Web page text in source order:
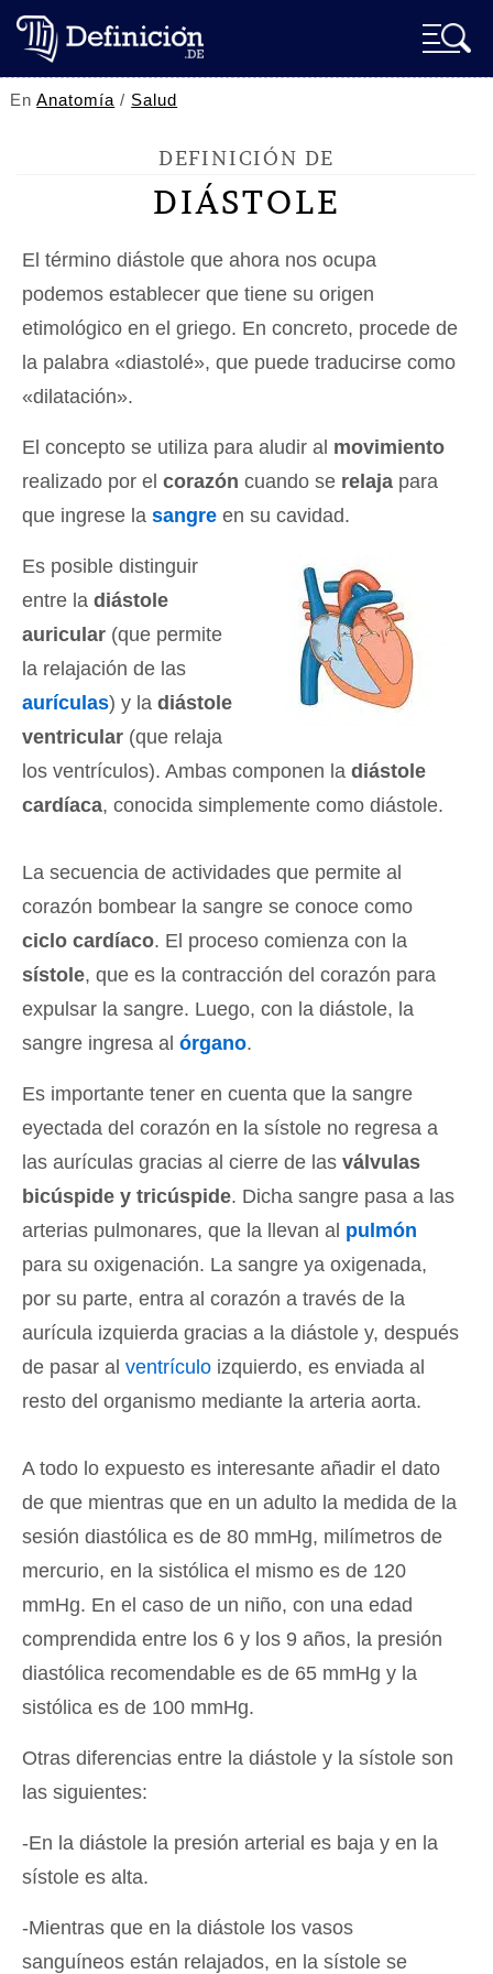
EnAnatomía / Salud
DEFINICIÓN DE
DIÁSTOLE
El término diástole que ahora nos ocupa
podemos establecer que tiene su origen
etimológico en el griego. En concreto, procede de
la palabra «diastolé», que puede traducirse como
«dilatación».
El concepto se utiliza para aludir al movimiento
realizado por el corazón cuando se relaja para
que ingrese la sangre en su cavidad.
Es posible distinguir
entre la diástole
auricular (que permite
la relajación de las
aurículas) y la diástole
ventricular (que relaja
los ventrículos). Ambas componen la diástole
cardíaca, conocida simplemente como diástole.
La secuencia de actividades que permite al
corazón bombear la sangre se conoce como
ciclo cardíaco. El proceso comienza con la
sístole, que es la contracción del corazón para
expulsar la sangre. Luego, con la diástole, la
sangre ingresa al órgano.
Es importante tener en cuenta que la sangre
eyectada del corazón en la sístole no regresa a
las aurículas gracias al cierre de las válvulas
bicúspide y tricúspide. Dicha sangre pasa a las
arterias pulmonares, que la llevan al pulmón
para su oxigenación. La sangre ya oxigenada,
por su parte, entra al corazón a través de la
aurícula izquierda gracias a la diástole y, después
de pasar al ventrículo izquierdo, es enviada al
resto del organismo mediante la arteria aorta.
A todo lo expuesto es interesante añadir el dato
de que mientras que en un adulto la medida de la
sesión diastólica es de 80 mmHg, milímetros de
mercurio, en la sistólica el mismo es de 120
mmHg. En el caso de un niño, con una edad
comprendida entre los 6 y los 9 años, la presión
diastólica recomendable es de 65 mmHg y la
sistólica es de 100 mmHg.
Otras diferencias entre la diástole y la sístole son
las siguientes:
-En la diástole la presión arterial es baja y en la
sístole es alta.
-Mientras que en la diástole los vasos
sanguíneos están relajados, en la sístole se